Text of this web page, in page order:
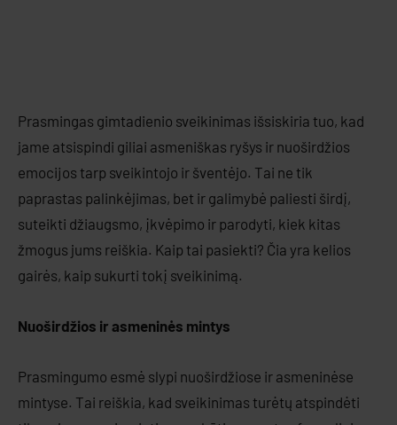
Prasmingas gimtadienio sveikinimas išsiskiria tuo, kad
jame atsispindi giliai asmeniškas ryšys ir nuoširdžios
emocijos tarp sveikintojo ir šventėjo. Tai ne tik
paprastas palinkėjimas, bet ir galimybė paliesti širdį,
suteikti džiaugsmo, įkvėpimo ir parodyti, kiek kitas
žmogus jums reiškia. Kaip tai pasiekti? Čia yra kelios
gairės, kaip sukurti tokį sveikinimą.
Nuoširdžios ir asmeninės mintys
Prasmingumo esmė slypi nuoširdžiose ir asmeninėse
mintyse. Tai reiškia, kad sveikinimas turėtų atspindėti